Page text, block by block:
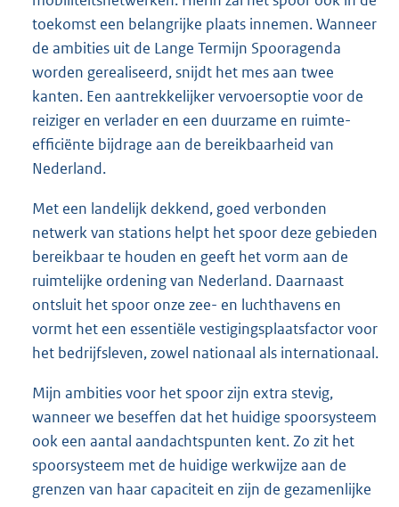
toekomst een belangrijke plaats innemen. Wanneer
de ambities uit de Lange Termijn Spooragenda
worden gerealiseerd, snijdt het mes aan twee
kanten. Een aantrekkelijker vervoersoptie voor de
reiziger en verlader en een duurzame en ruimte-
efficiënte bijdrage aan de bereikbaarheid van
Nederland.
Met een landelijk dekkend, goed verbonden
netwerk van stations helpt het spoor deze gebieden
bereikbaar te houden en geeft het vorm aan de
ruimtelijke ordening van Nederland. Daarnaast
ontsluit het spoor onze zee- en luchthavens en
vormt het een essentiële vestigingsplaatsfactor voor
het bedrijfsleven, zowel nationaal als internationaal.
Mijn ambities voor het spoor zijn extra stevig,
wanneer we beseffen dat het huidige spoorsysteem
ook een aantal aandachtspunten kent. Zo zit het
spoorsysteem met de huidige werkwijze aan de
grenzen van haar capaciteit en zijn de gezamenlijke